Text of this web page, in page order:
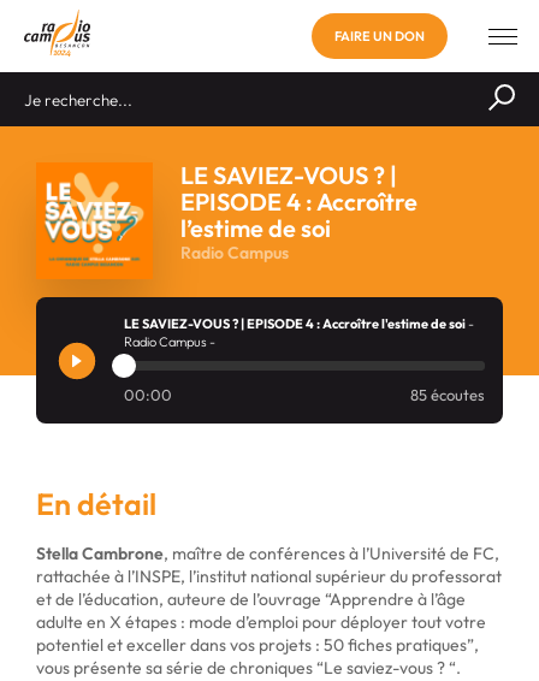
FAIRE UN DON
LE SAVIEZ-VOUS ? |
EPISODE 4 : Accroître
l’estime de soi
Radio Campus
LE SAVIEZ-VOUS ? | EPISODE 4 : Accroître l'estime de soi-
Radio Campus -
00:00 85 écoutes
En détail
Stella Cambrone, maître de conférences à l’Université de FC,
rattachée à l’INSPE, l’institut national supérieur du professorat
et de l’éducation, auteure de l’ouvrage “Apprendre à l’âge
adulte en X étapes : mode d’emploi pour déployer tout votre
potentiel et exceller dans vos projets : 50 fiches pratiques”,
vous présente sa série de chroniques “Le saviez-vous ? “.